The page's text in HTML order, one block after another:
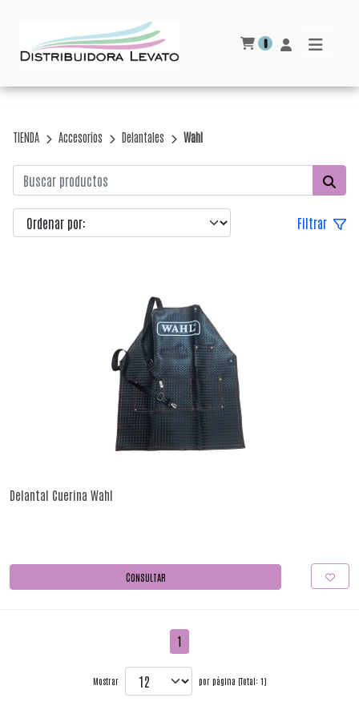
0
TIENDA Accesorios Delantales Wahl
Filtrar
Delantal Cuerina Wahl
CONSULTAR
1
Mostrar por página (Total: 1)